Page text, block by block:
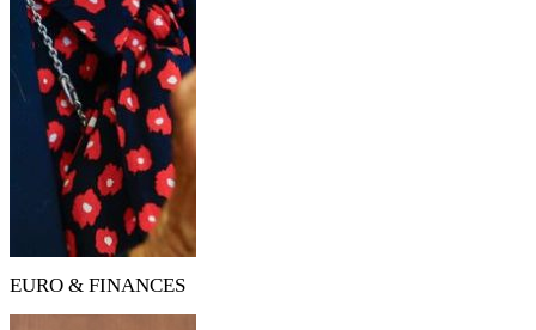
EURO & FINANCES